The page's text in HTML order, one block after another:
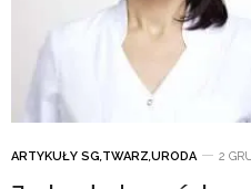
ARTYKUŁY SG,TWARZ,URODA 2